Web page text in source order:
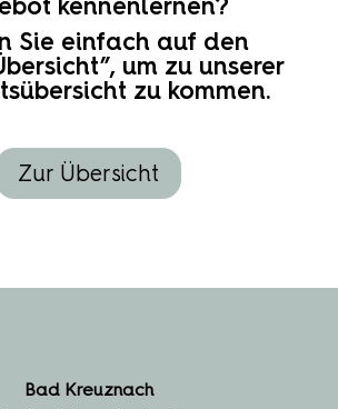
kennenlernen?
Sie einfach auf den
um zu unserer
zu kommen.
Zur Übersicht
Bad Kreuznach